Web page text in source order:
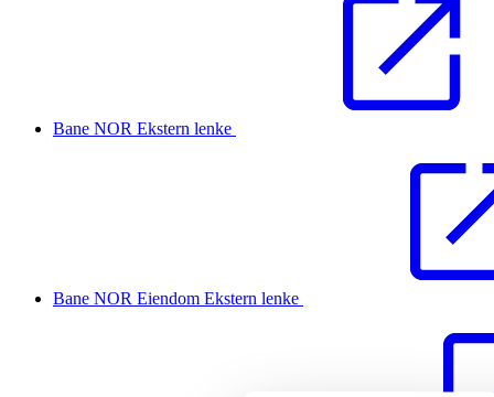
Bane NOR Ekstern lenke
Bane NOR Eiendom Ekstern lenke